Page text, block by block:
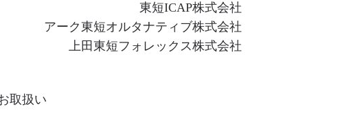
東短ICAP株式会社
アーク東短オルタナティブ株式会社
上田東短フォレックス株式会社
取扱い